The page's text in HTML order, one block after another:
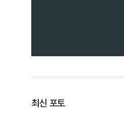
최신 포토